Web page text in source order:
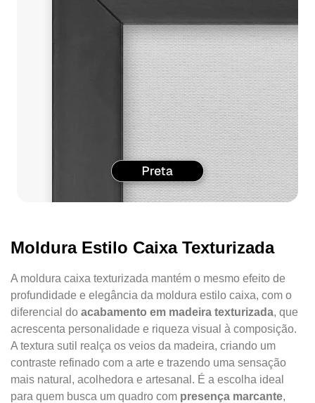
Moldura Estilo Caixa Texturizada
A moldura caixa texturizada mantém o mesmo efeito de
profundidade e elegância da moldura estilo caixa, com o
diferencial do acabamento em madeira texturizada, que
acrescenta personalidade e riqueza visual à composição.
A textura sutil realça os veios da madeira, criando um
contraste refinado com a arte e trazendo uma sensação
mais natural, acolhedora e artesanal. É a escolha ideal
para quem busca um quadro com presença marcante,